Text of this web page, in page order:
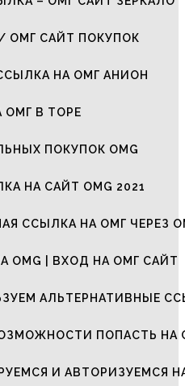
/ ОМГ САЙТ ПОКУПОК
НА ОМГ АНИОН
ОМГ В ТОРЕ
ПОКУПОК OMG
НА САЙТ OMG 2021
ССЫЛКА НА ОМГ ЧЕРЕЗ
OMG | ВХОД НА ОМГ САЙТ
АЛЬТЕРНАТИВНЫЕ
ПОПАСТЬ НА
И АВТОРИЗУЕМСЯ